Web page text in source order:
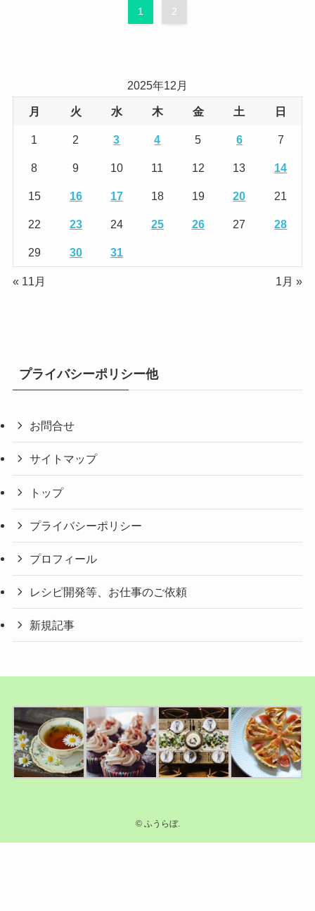
1 2
2025年12月
月 火 水 木 金 土 日
1 2 3 4 5 6 7
8 9 10 11 12 13 14
15 16 17 18 19 20 21
22 23 24 25 26 27 28
29 30 31
« 11月 1月 »
プライバシーポリシー他
お問合せ
サイトマップ
トップ
プライバシーポリシー
プロフィール
レシピ開発等、お仕事のご依頼
新規記事
©ふうらぼ.